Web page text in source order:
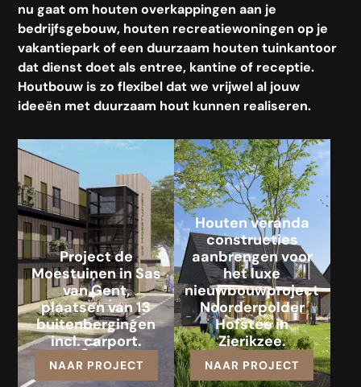
nu gaat om houten overkappingen aan je
bedrijfsgebouw, houten recreatiewoningen op je
vakantiepark of een duurzaam houten tuinkantoor
dat dienst doet als entree, kantine of receptie.
Houtbouw is zo flexibel dat we vrijwel al jouw
ideeën met duurzaam hout kunnen realiseren.
Project de
Moestuinen in Sas
van Gent,
plaatsen van 13
buitenbergingen
incl. carport.
NAAR PROJECT
Houten veranda
constructies
aanbrengen voor
het luxe
nieuwbouwproject
Noorderpolder
Hofstee in
Zierikzee.
NAAR PROJECT